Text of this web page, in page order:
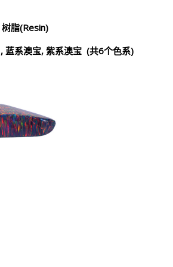
树脂(Resin)
, 蓝系澳宝, 紫系澳宝 (共6个色系)